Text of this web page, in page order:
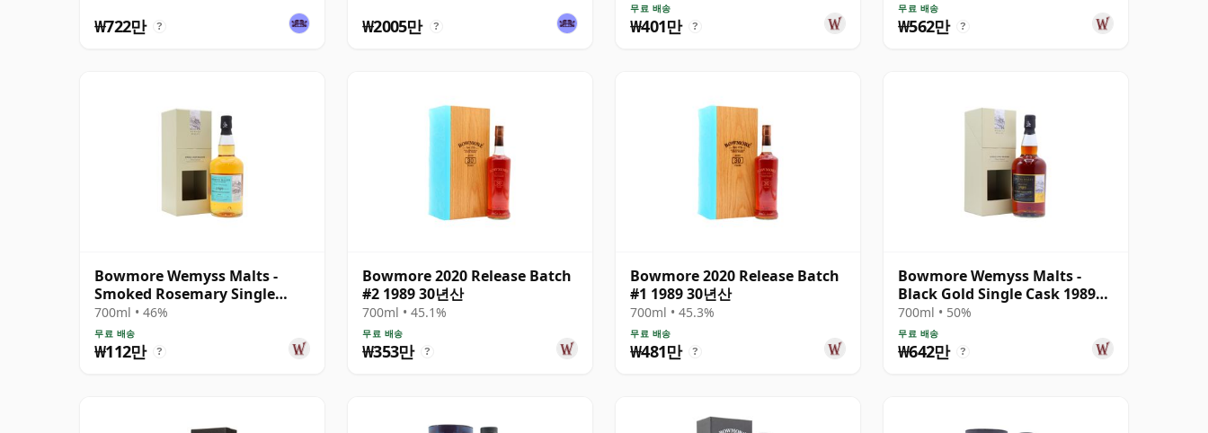
₩722만 ? ₩2005만 ?
무료 배송
₩401만 ?
무료 배송
₩562만 ?
Bowmore Wemyss Malts -
Smoked Rosemary Single
Cask 1989 30년산
700ml • 46%
무료 배송
₩112만 ?
Bowmore 2020 Release Batch
#2 1989 30년산
700ml • 45.1%
무료 배송
₩353만 ?
Bowmore 2020 Release Batch
#1 1989 30년산
700ml • 45.3%
무료 배송
₩481만 ?
Bowmore Wemyss Malts -
Black Gold Single Cask 1989
30년산
700ml • 50%
무료 배송
₩642만 ?